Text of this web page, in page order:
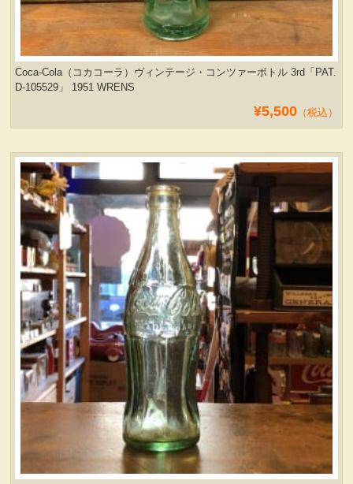
Coca-Cola（コカコーラ）ヴィンテージ・コンツァーボトル 3rd「PAT.
D-105529」 1951 WRENS
¥5,500（税込）